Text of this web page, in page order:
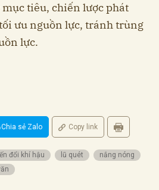
tiêu, chiến lược phát
ưu nguồn lực, tránh trùng
lực.
Chia sẻ Zalo Copy link
đổi khí hậu lũ quét
nắng nóng